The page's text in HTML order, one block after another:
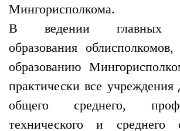
Мингорисполкома.
В ведении главных
образования
образованию
практически все учреждения
общего среднего,
технического и среднего